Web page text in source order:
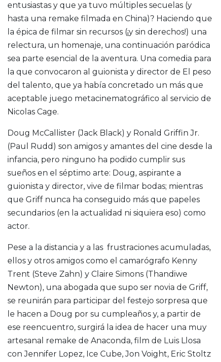
entusiastas y que ya tuvo múltiples secuelas (y
hasta una remake filmada en China)? Haciendo que
la épica de filmar sin recursos (¡y sin derechos!) una
relectura, un homenaje, una continuación paródica
sea parte esencial de la aventura. Una comedia para
la que convocaron al guionista y director de El peso
del talento, que ya había concretado un más que
aceptable juego metacinematográfico al servicio de
Nicolas Cage.
Doug McCallister (Jack Black) y Ronald Griffin Jr.
(Paul Rudd) son amigos y amantes del cine desde la
infancia, pero ninguno ha podido cumplir sus
sueños en el séptimo arte: Doug, aspirante a
guionista y director, vive de filmar bodas; mientras
que Griff nunca ha conseguido más que papeles
secundarios (en la actualidad ni siquiera eso) como
actor.
Pese a la distancia y a las frustraciones acumuladas,
ellos y otros amigos como el camarógrafo Kenny
Trent (Steve Zahn) y Claire Simons (Thandiwe
Newton), una abogada que supo ser novia de Griff,
se reunirán para participar del festejo sorpresa que
le hacen a Doug por su cumpleaños y, a partir de
ese reencuentro, surgirá la idea de hacer una muy
artesanal remake de Anaconda, film de Luis Llosa
con Jennifer Lopez, Ice Cube, Jon Voight, Eric Stoltz